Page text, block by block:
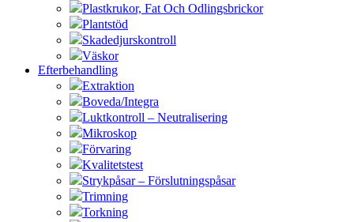
Plastkrukor, Fat Och Odlingsbrickor
Plantstöd
Skadedjurskontroll
Väskor
Efterbehandling
Extraktion
Boveda/Integra
Luktkontroll – Neutralisering
Mikroskop
Förvaring
Kvalitetstest
Strykpåsar – Förslutningspåsar
Trimning
Torkning